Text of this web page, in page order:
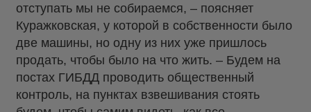
отступать мы не собираемся, – поясняет
Куражковская, у которой в собственности было
две машины, но одну из них уже пришлось
продать, чтобы было на что жить. – Будем на
постах ГИБДД проводить общественный
контроль, на пунктах взвешивания стоять